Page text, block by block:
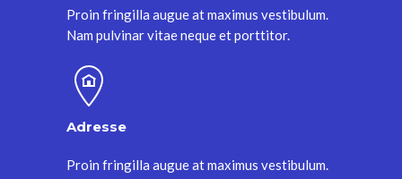
Proin fringilla augue at maximus vestibulum.
Nam pulvinar vitae neque et porttitor.
Adresse
Proin fringilla augue at maximus vestibulum.